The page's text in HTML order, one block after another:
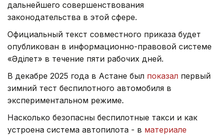
дальнейшего совершенствования
законодательства в этой сфере.
Официальный текст совместного приказа будет
опубликован в информационно-правовой системе
«Әділет» в течение пяти рабочих дней.
В декабре 2025 года в Астане был показал первый
зимний тест беспилотного автомобиля в
экспериментальном режиме.
Насколько безопасны беспилотные такси и как
устроена система автопилота - в материале